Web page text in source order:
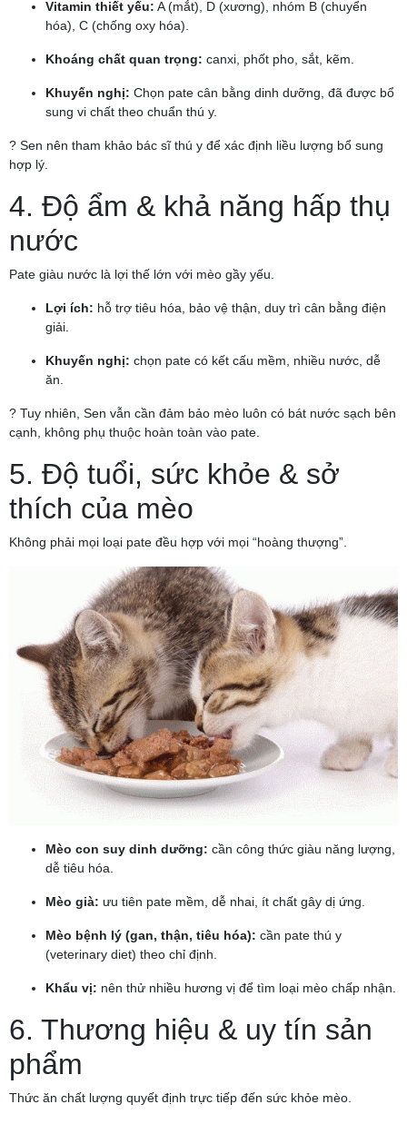
Vitamin thiết yếu: A (mắt), D (xương), nhóm B (chuyển
hóa), C (chống oxy hóa).
Khoáng chất quan trọng: canxi, phốt pho, sắt, kẽm.
Khuyến nghị: Chọn pate cân bằng dinh dưỡng, đã được bổ
sung vi chất theo chuẩn thú y.
? Sen nên tham khảo bác sĩ thú y để xác định liều lượng bổ sung
hợp lý.
4. Độ ẩm & khả năng hấp thụ
nước
Pate giàu nước là lợi thế lớn với mèo gầy yếu.
Lợi ích: hỗ trợ tiêu hóa, bảo vệ thận, duy trì cân bằng điện
giải.
Khuyến nghị: chọn pate có kết cấu mềm, nhiều nước, dễ
ăn.
? Tuy nhiên, Sen vẫn cần đảm bảo mèo luôn có bát nước sạch bên
cạnh, không phụ thuộc hoàn toàn vào pate.
5. Độ tuổi, sức khỏe & sở
thích của mèo
Không phải mọi loại pate đều hợp với mọi “hoàng thượng”.
Mèo con suy dinh dưỡng: cần công thức giàu năng lượng,
dễ tiêu hóa.
Mèo già: ưu tiên pate mềm, dễ nhai, ít chất gây dị ứng.
Mèo bệnh lý (gan, thận, tiêu hóa): cần pate thú y
(veterinary diet) theo chỉ định.
Khẩu vị: nên thử nhiều hương vị để tìm loại mèo chấp nhận.
6. Thương hiệu & uy tín sản
phẩm
Thức ăn chất lượng quyết định trực tiếp đến sức khỏe mèo.